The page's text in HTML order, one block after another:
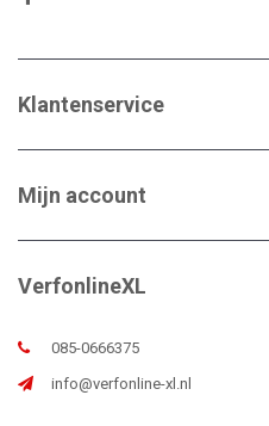
Klantenservice
Mijn account
VerfonlineXL
085-0666375
info@verfonline-xl.nl